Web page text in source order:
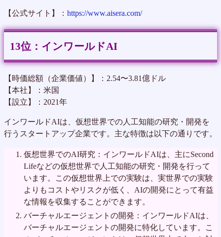
【公式サイト】： https://www.aisera.com/
インワールドAI
【時価総額（企業価値）】：2.54〜3.81億ドル
【本社】：米国
【設立】：2021年
インワールドAIは、仮想世界での人工知能の研究・開発を
行うスタートアップ企業です。主な特徴は以下の通りです。
仮想世界でのAI研究：インワールドAIは、主にSecond
Lifeなどの仮想世界で人工知能の研究・開発を行って
います。この仮想世界上での実験は、実世界での実験
よりもコストやリスクが低く、AIの開発にとって有益
な情報を収集することができます。
バーチャルエージェントの開発：インワールドAIは、
バーチャルエージェントの開発に特化しています。こ